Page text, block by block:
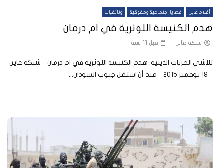
أفلام عاين قضايا إجتماعية وحقوقية وثائقيات
هدم الكنيسة اللوثرية في ام درمان
شبكة عاين قبل 11 سنة
تلاشي الحريات الدينية: هدم الكنيسة اللوثرية في ام درمان – شبكة عاين‬
– ١٩ نوفمبر ٢٠١٥ – منذ أن استقل جنوب السودان...